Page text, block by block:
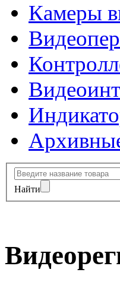
Камеры
Найти